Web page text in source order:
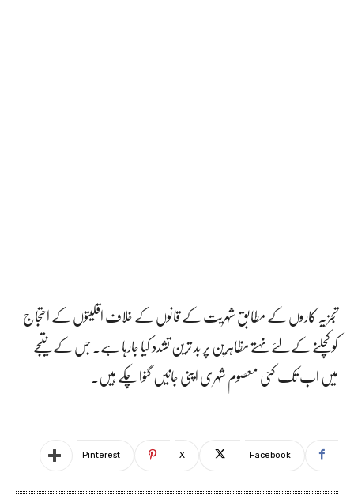
تجزیہ کاروں کے مطابق شہریت کے قانوں کے خلاف اقلیتوں کے احتجاج
کو کچلنے کے لئے نہتے مظاہرین پر بد ترین تشدد کیا جارہا ہے۔ جس کے نتیجے
میں اب تک کئی معصوم شہری اپنی جانیں گنوا چکے ہیں۔
Facebook
X
Pinterest